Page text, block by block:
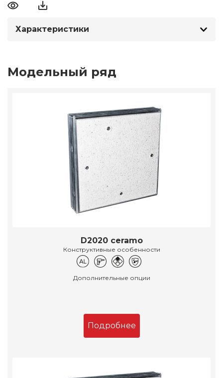
Характеристики
Модельный ряд
D2020 ceramo
Конструктивные особенности
Дополнительные опции
Подробнее